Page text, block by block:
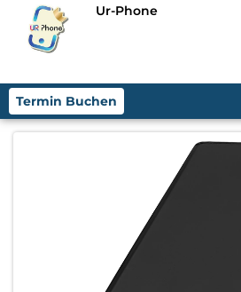
Ur-Phone
Termin Buchen